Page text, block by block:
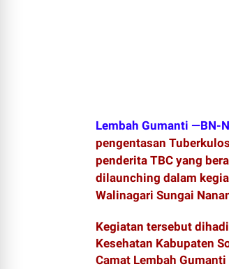
Lembah Gumanti —BN-
pengentasan
penderita TBC yang
dilaunching dalam
Walinagari Sungai
‎Kegiatan tersebut
Kesehatan Kabupaten
Camat Lembah